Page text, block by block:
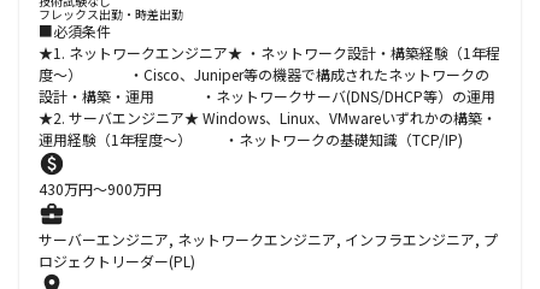
フレックス出勤・時差出勤
■必須条件
★1. ネットワークエンジニア★ ・ネットワーク設計・構築経験（1年程
度～） ・Cisco、Juniper等の機器で構成されたネットワークの
設計・構築・運用 ・ネットワークサーバ(DNS/DHCP等）の運用
★2. サーバエンジニア★ Windows、Linux、VMwareいずれかの構築・
運用経験（1年程度～） ・ネットワークの基礎知識（TCP/IP)
430万円〜900万円
サーバーエンジニア, ネットワークエンジニア, インフラエンジニア, プ
ロジェクトリーダー(PL)